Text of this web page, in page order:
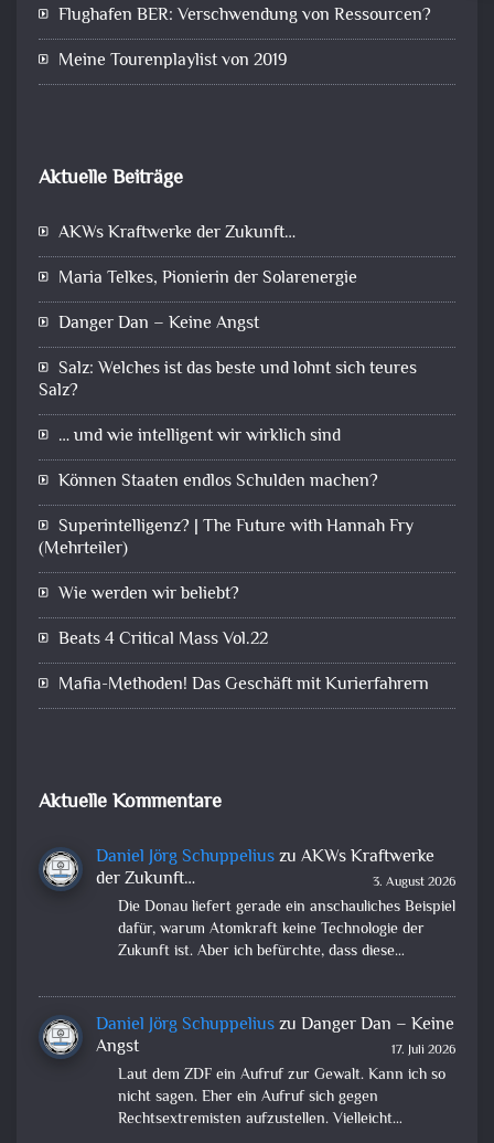
Flughafen BER: Verschwendung von Ressourcen?
Meine Tourenplaylist von 2019
Aktuelle Beiträge
AKWs Kraftwerke der Zukunft…
Maria Telkes, Pionierin der Solarenergie
Danger Dan – Keine Angst
Salz: Welches ist das beste und lohnt sich teures
Salz?
… und wie intelligent wir wirklich sind
Können Staaten endlos Schulden machen?
Superintelligenz? | The Future with Hannah Fry
(Mehrteiler)
Wie werden wir beliebt?
Beats 4 Critical Mass Vol.22
Mafia-Methoden! Das Geschäft mit Kurierfahrern
Aktuelle Kommentare
Daniel Jörg Schuppeliuszu AKWs Kraftwerke
der Zukunft…
3. August 2026
Die Donau liefert gerade ein anschauliches Beispiel
dafür, warum Atomkraft keine Technologie der
Zukunft ist. Aber ich befürchte, dass diese…
Daniel Jörg Schuppeliuszu Danger Dan – Keine
Angst
17. Juli 2026
Laut dem ZDF ein Aufruf zur Gewalt. Kann ich so
nicht sagen. Eher ein Aufruf sich gegen
Rechtsextremisten aufzustellen. Vielleicht…